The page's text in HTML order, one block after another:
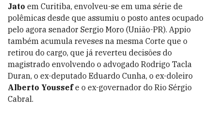
Jato em Curitiba, envolveu-se em uma série de
polêmicas desde que assumiu o posto antes ocupado
pelo agora senador Sergio Moro (União-PR). Appio
também acumula reveses na mesma Corte que o
retirou do cargo, que já reverteu decisões do
magistrado envolvendo o advogado Rodrigo Tacla
Duran, o ex-deputado Eduardo Cunha, o ex-doleiro
Alberto Youssefe o ex-governador do Rio Sérgio
Cabral.